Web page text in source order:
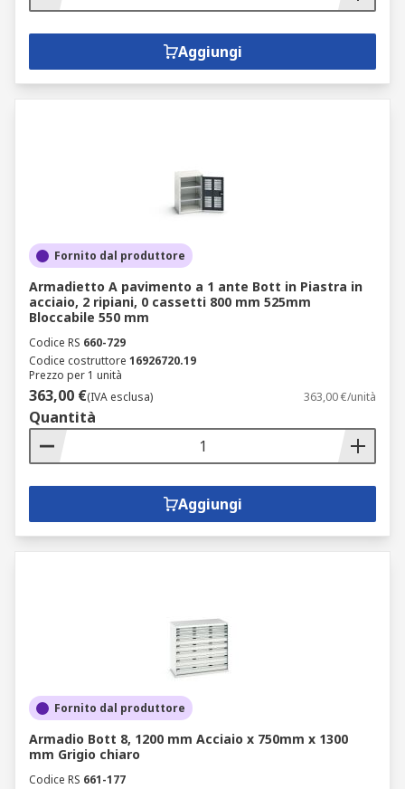
Aggiungi
Fornito dal produttore
Armadietto A pavimento a 1 ante Bott in Piastra in
acciaio, 2 ripiani, 0 cassetti 800 mm 525mm
Bloccabile 550 mm
Codice RS 660-729
Codice costruttore 16926720.19
Prezzo per 1 unità
363,00 €(IVA esclusa) 363,00 €/unità
Quantità
Aggiungi
Fornito dal produttore
Armadio Bott 8, 1200 mm Acciaio x 750mm x 1300
mm Grigio chiaro
Codice RS 661-177